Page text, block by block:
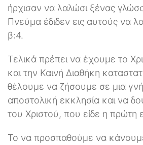
ήρχισαν να λαλώσι ξένας
Πνεύμα έδιδεν εις αυτούς να
β:4.
Τελικά πρέπει να έχουμε το
και την Καινή Διαθήκη
θέλουμε να ζήσουμε σε μια
αποστολική εκκλησία και να
του Χριστού, που είδε η πρώτη
Το να προσπαθούμε να